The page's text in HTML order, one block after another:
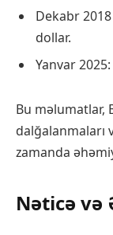
Dekabr 2018
dollar.
Yanvar
Bu məlumatlar,
dalğalanmaları
zamanda
Nəticə və